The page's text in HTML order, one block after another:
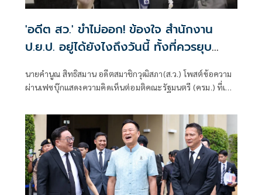
'อดีต สว.' ขำไม่ออก! ข้องใจ สำนักงาน
ป.ย.ป. อยู่ได้ยังไงถึงวันนี้ ทั้งที่ควรยุบ
นายคำนูณ สิทธิสมาน อดีตสมาชิกวุฒิสภา(ส.ว.) โพสต์ข้อความ
ผ่านเฟซบุ๊กแสดงความคิดเห็นต่อมติคณะรัฐมนตรี (ครม.) ที่เห็น
สำนักงานขับเคลื่อนการปฏิรูปประเทศ